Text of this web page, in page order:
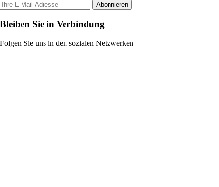
Abonnieren
Bleiben Sie in Verbindung
Folgen Sie uns in den sozialen Netzwerken